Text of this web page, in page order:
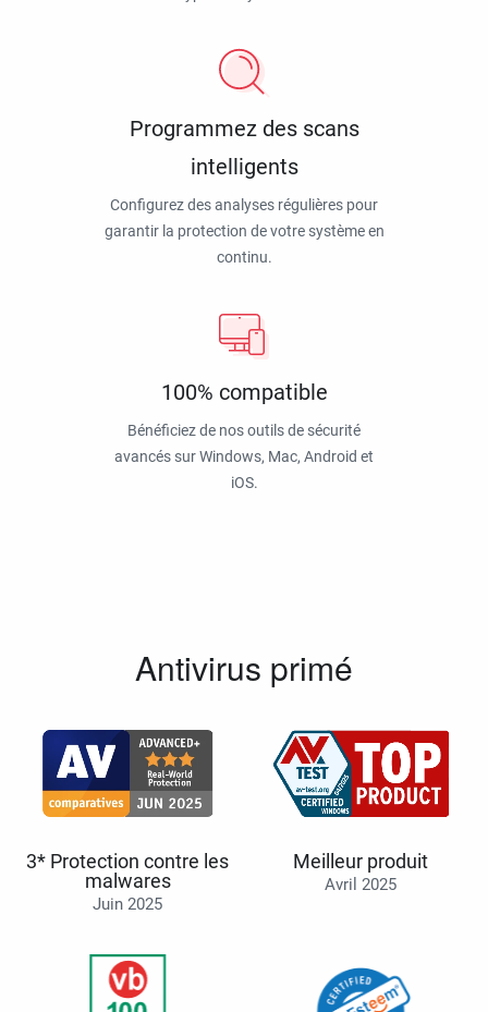
Programmez des scans
intelligents
Configurez des analyses régulières pour
garantir la protection de votre système en
continu.
100% compatible
Bénéficiez de nos outils de sécurité
avancés sur Windows, Mac, Android et
iOS.
Antivirus primé
3* Protection contre les
malwares
Juin 2025
Meilleur produit
Avril 2025